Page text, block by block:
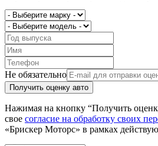
Не обязательно
Получить оценку авто
Нажимая на кнопку “Получить
свое согласие на обработку своих
«Брискер Моторс» в рамках